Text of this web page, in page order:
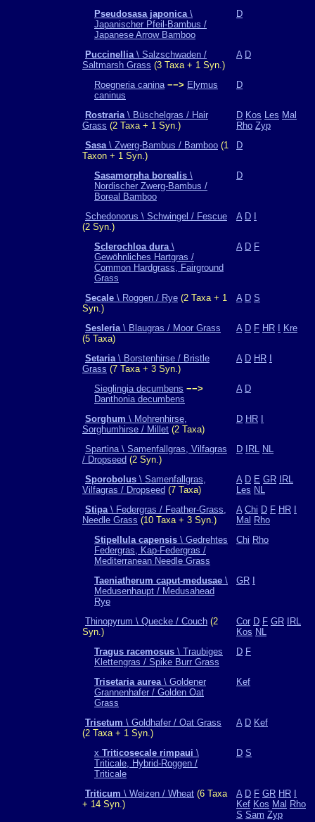
Pseudosasa japonica\
Japanischer Pfeil-Bambus /
Japanese Arrow Bamboo
D
Puccinellia\ Salzschwaden /
Saltmarsh Grass (3 Taxa + 1 Syn.)
A D
Roegneria canina −−> Elymus
caninus
D
Rostraria\ Büschelgras / Hair
Grass (2 Taxa + 1 Syn.)
D Kos Les Mal
Rho Zyp
Sasa\ Zwerg-Bambus / Bamboo (1
Taxon + 1 Syn.)
D
Sasamorpha borealis \
Nordischer Zwerg-Bambus /
Boreal Bamboo
D
Schedonorus \ Schwingel / Fescue
(2 Syn.)
A D
Sclerochloa dura\
Gewöhnliches Hartgras /
Common Hardgrass, Fairground
Grass
A D F
Secale \ Roggen / Rye (2 Taxa + 1
Syn.)
A D S
Sesleria\ Blaugras / Moor Grass
(5 Taxa)
A D F HR Kre
Setaria\ Borstenhirse / Bristle
Grass (7 Taxa + 3 Syn.)
A D HR
Sieglingia decumbens −−>
Danthonia decumbens
A D
Sorghum \ Mohrenhirse,
Sorghumhirse / Millet (2 Taxa)
D HR
Spartina \ Samenfallgras, Vilfagras
/ Dropseed (2 Syn.)
D IRL NL
Sporobolus \ Samenfallgras,
Vilfagras / Dropseed (7 Taxa)
A D E GR
IRL
Les NL
Stipa\ Federgras / Feather-Grass,
Needle Grass (10 Taxa + 3 Syn.)
A Chi D F HR
Mal Rho
Stipellula capensis \ Gedrehtes
Federgras, Kap-Federgras /
Mediterranean Needle Grass
Chi Rho
Taeniatherum caput-medusae \
Medusenhaupt / Medusahead
Rye
GR
Thinopyrum \ Quecke / Couch (2
Syn.)
Cor D F GR
IRL
Kos NL
Tragus racemosus \ Traubiges
Klettengras / Spike Burr Grass
D F
Trisetaria aurea\ Goldener
Grannenhafer / Golden Oat
Grass
Kef
Trisetum \ Goldhafer / Oat Grass
(2 Taxa + 1 Syn.)
A D Kef
x Triticosecale rimpaui \
Triticale, Hybrid-Roggen /
Triticale
D S
Triticum \ Weizen / Wheat (6 Taxa
+ 14 Syn.)
A D F GR HR
Kef Kos Mal Rho
S Sam Zyp